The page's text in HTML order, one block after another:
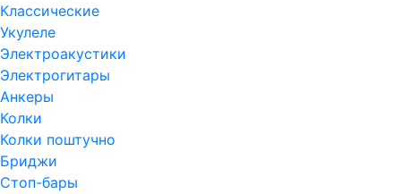
Классические
Укулеле
Электроакустики
Электрогитары
Анкеры
Колки
Колки поштучно
Бриджи
Стоп-бары